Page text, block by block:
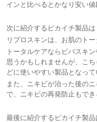
インと比べるとかなり安い値
次に紹介するピカイチ製品は
リプロスキンは、お肌のト
トータルケアならビバスキ
思うかもしれませんが、こ
どに使いやすい製品となって
また、ニキビが治った後の
で、ニキビの再発防止もでき
最後に紹介するピカイチ製品